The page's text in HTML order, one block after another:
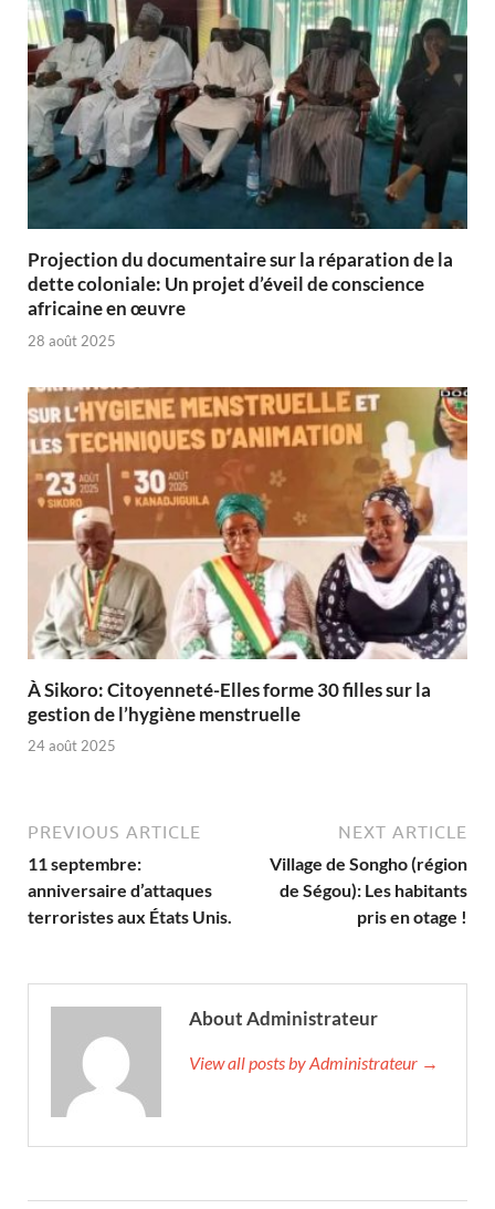
Projection du documentaire sur la réparation de la
dette coloniale: Un projet d’éveil de conscience
africaine en œuvre‎
28 août 2025
À Sikoro: Citoyenneté-Elles forme 30 filles sur la
gestion de l’hygiène menstruelle
24 août 2025
PREVIOUS ARTICLE
11 septembre:
anniversaire d’attaques
terroristes aux États Unis.
NEXT ARTICLE
Village de Songho (région
de Ségou): Les habitants
pris en otage !
About Administrateur
View all posts by Administrateur →